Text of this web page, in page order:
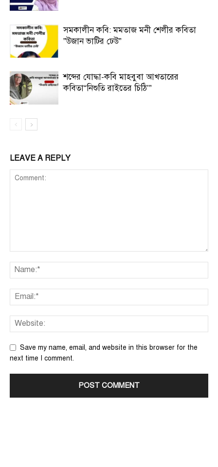
সমকালীন কবি: মমতাজ মনী শেলীর কবিতা
”উজান ভাটির ঢেউ”
শব্দের যোদ্ধা-কবি মাহবুবা আখতারের
কবিতা“নিশুতি রাইতের চিঠি’”
LEAVE A REPLY
Save my name, email, and website in this browser for the
next time I comment.